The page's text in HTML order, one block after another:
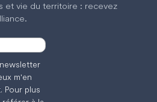
et vie du territoire : recevez
m'en
Pour plus